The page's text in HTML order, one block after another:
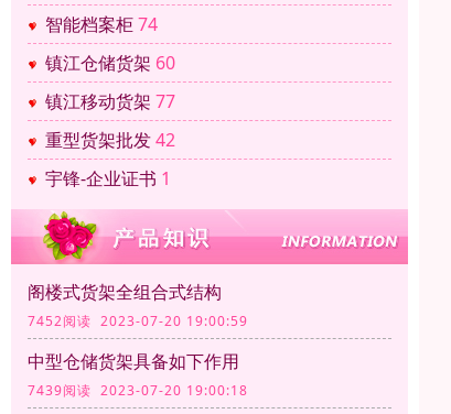
智能档案柜74
镇江仓储货架 60
镇江移动货架 77
重型货架批发42
宇锋-企业证书 1
阁楼式货架全组合式结构
7452阅读 2023-07-20 19:00:59
中型仓储货架具备如下作用
7439阅读 2023-07-20 19:00:18